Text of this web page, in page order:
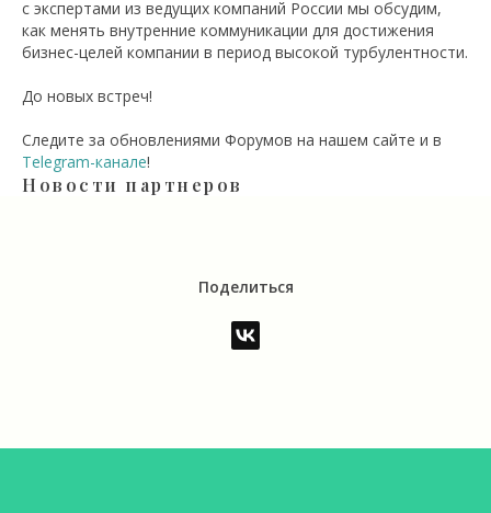
с экспертами из ведущих компаний России мы обсудим,
как менять внутренние коммуникации для достижения
бизнес-целей компании в период высокой турбулентности.
До новых встреч!
Следите за обновлениями Форумов на нашем сайте и в
Telegram-канале!
Новости партнеров
Поделиться